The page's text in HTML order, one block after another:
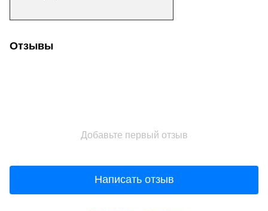
Отзывы
Добавьте первый отзыв
Написать отзыв